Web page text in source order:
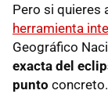
Pero si quieres
herramienta
Geográfico
exacta del
punto